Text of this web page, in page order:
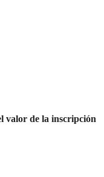
valor de la inscripción